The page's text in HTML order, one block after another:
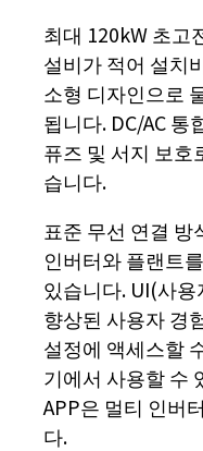
최대 120kW 초고
설비가 적어 설치
소형 디자인으로
됩니다. DC/AC 통
퓨즈 및 서지 보호
습니다.
표준 무선 연결 방
인버터와 플랜트
있습니다. UI(사
향상된 사용자 경
설정에 액세스할
기에서 사용할 수
APP은 멀티 인버
다.